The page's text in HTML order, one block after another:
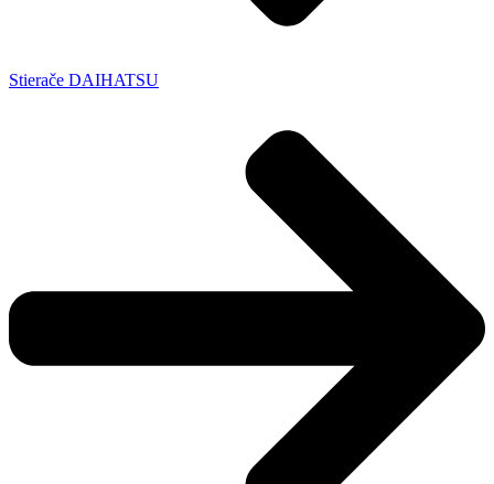
Stierače DAIHATSU